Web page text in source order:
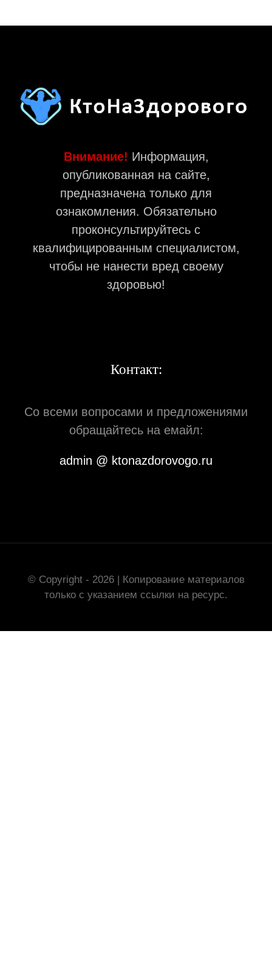
Внимание! Информация,
опубликованная на сайте,
предназначена только для
ознакомления. Обязательно
проконсультируйтесь с
квалифицированным специалистом,
чтобы не нанести вред своему
здоровью!
Контакт:
Со всеми вопросами и предложениями
обращайтесь на емайл:
admin @ ktonazdorovogo.ru
© Copyright - 2026 | Копирование материалов
только с указанием ссылки на ресурс.